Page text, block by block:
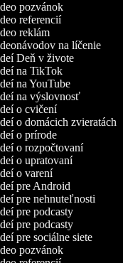
pozvánok
referencií
reklám
na líčenie
Deň v živote
na TikTok
na YouTube
na výslovnosť
o cvičení
o domácich zvieratách
o prírode
o rozpočtovaní
o upratovaní
o varení
pre Android
pre nehnuteľnosti
pre podcasty
pre podcasty
pre sociálne siete
pozvánok